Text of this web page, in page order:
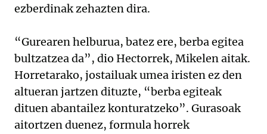
ezberdinak zehazten dira.
“Gurearen helburua, batez ere, berba egitea
bultzatzea da”, dio Hectorrek, Mikelen aitak.
Horretarako, jostailuak umea iristen ez den
altueran jartzen dituzte, “berba egiteak
dituen abantailez konturatzeko”. Gurasoak
aitortzen duenez, formula horrek